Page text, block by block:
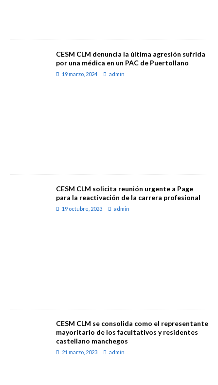
CESM CLM denuncia la última agresión sufrida
por una médica en un PAC de Puertollano
19 marzo, 2024 admin
CESM CLM solicita reunión urgente a Page
para la reactivación de la carrera profesional
19 octubre, 2023 admin
CESM CLM se consolida como el representante
mayoritario de los facultativos y residentes
castellano manchegos
21 marzo, 2023 admin